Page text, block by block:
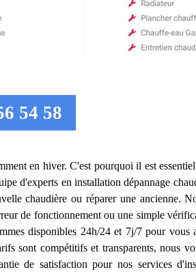
54 58
en hiver. C'est pourquoi il est
d'experts en installation dépannage
chaudière ou réparer une ancienne.
de fonctionnement ou une simple
disponibles 24h/24 et 7j/7 pour
sont compétitifs et transparents, nous
de satisfaction pour nos services